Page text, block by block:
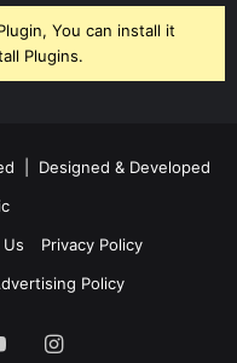
You can install it
Plugins.
| Designed & Developed
Privacy Policy
Policy
YouTubeInstagram